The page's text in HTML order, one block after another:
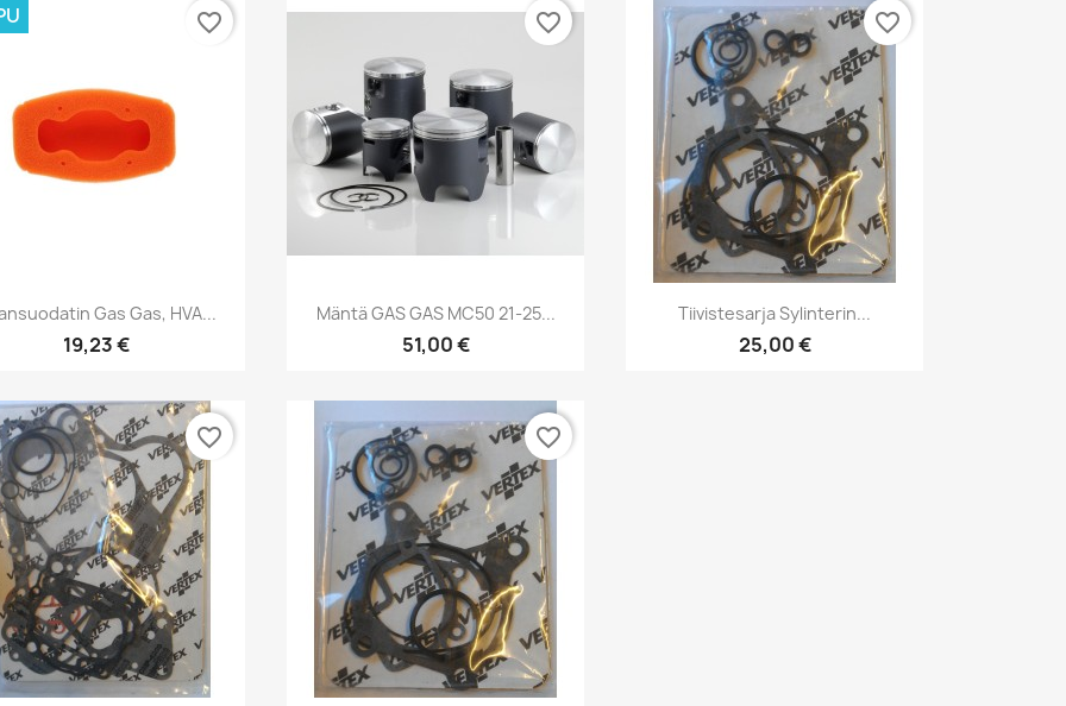
Pikakatselu
Gas Gas, HVA...
19,23 €
favorite_border
Pikakatselu
Mäntä GAS GAS MC50 21-25...
51,00 €
favorite_border
Pikakatselu
Tiivistesarja Sylinterin...
25,00 €
favorite_border
favorite_border favorite_border